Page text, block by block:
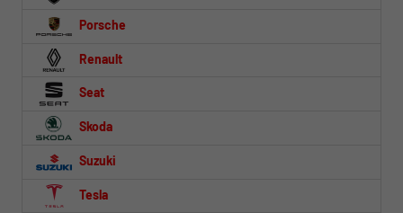
Porsche
Renault
Seat
Skoda
Suzuki
Tesla